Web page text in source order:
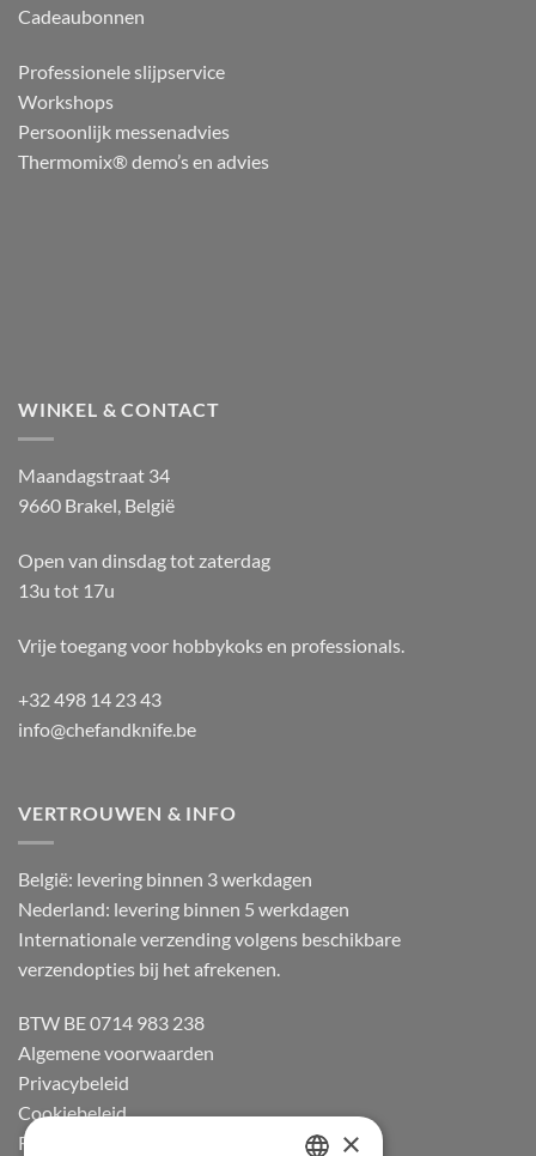
Cadeaubonnen
Professionele slijpservice
Workshops
Persoonlijk messenadvies
Thermomix® demo’s en advies
WINKEL & CONTACT
Maandagstraat 34
9660 Brakel, België
Open van dinsdag tot zaterdag
13u tot 17u
Vrije toegang voor hobbykoks en professionals.
+32 498 14 23 43
info@chefandknife.be
VERTROUWEN & INFO
België: levering binnen 3 werkdagen
Nederland: levering binnen 5 werkdagen
Internationale verzending volgens beschikbare
verzendopties bij het afrekenen.
BTW BE 0714 983 238
Algemene voorwaarden
Privacybeleid
Cookiebeleid
Retourneren
×